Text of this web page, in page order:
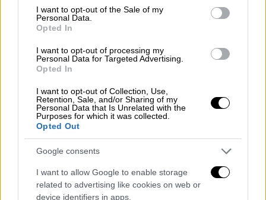
consent section.
I want to opt-out of the Sale of my
Personal Data.
Opted In
I want to opt-out of processing my
Personal Data for Targeted Advertising.
Opted In
I want to opt-out of Collection, Use,
Retention, Sale, and/or Sharing of my
Personal Data that Is Unrelated with the
Purposes for which it was collected.
Opted Out
Google consents
I want to allow Google to enable storage
related to advertising like cookies on web or
device identifiers in apps.
Κόσμος|30.11.2025 16:48
Δραματικές στιγμές στο Σίδνεϊ:
Δεξαμενή με χημικά εκτοξεύτηκε στον